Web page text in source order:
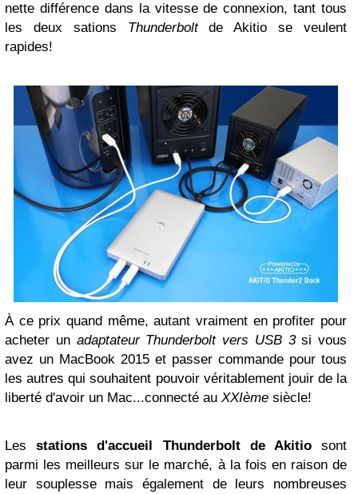
nette différence dans la vitesse de connexion, tant tous
les deux sations Thunderboltde Akitio se veulent
rapides!
À ce prix quand même, autant vraiment en profiter pour
acheter un adaptateur Thunderbolt vers USB 3si vous
avez un MacBook 2015 et passer commande pour tous
les autres qui souhaitent pouvoir véritablement jouir de la
liberté d'avoir un Mac...connecté au XXIème siècle!
Lesstations d'accueil Thunderbolt de Akitiosont
parmi les meilleurs sur le marché, à la fois en raison de
leur souplesse mais également de leurs nombreuses